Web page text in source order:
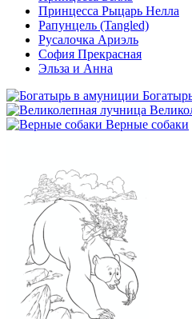
Принцесса Рыцарь Нелла
Рапунцель (Tangled)
Русалочка Ариэль
София Прекрасная
Эльза и Анна
Верные собаки